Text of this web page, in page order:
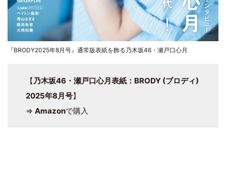
『BRODY2025年8月号』通常版表紙を飾る乃木坂46・瀬戸口心月
【 乃木坂46・瀬戸口心月表紙：BRODY (ブロディ)
2025年8月号】
⇒ Amazonで購入